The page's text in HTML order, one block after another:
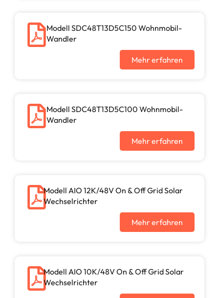
Modell SDC48T13D5C150 Wohnmobil-
Wandler
Mehr erfahren
Modell SDC48T13D5C100 Wohnmobil-
Wandler
Mehr erfahren
Modell AIO 12K/48V On & Off Grid Solar
Wechselrichter
Mehr erfahren
Modell AIO 10K/48V On & Off Grid Solar
Wechselrichter